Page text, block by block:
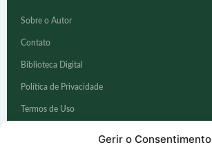
Gerir o Consentimento
Sobre o Autor
Contato
Biblioteca Digital
Política de Privacidade
Termos de Uso